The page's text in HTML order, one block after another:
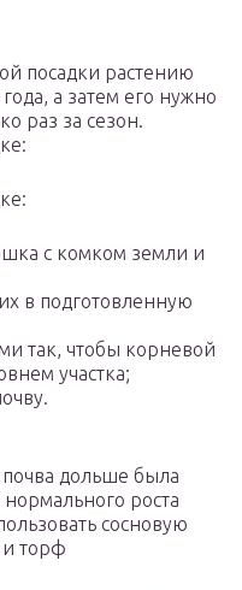
посадки растению
а затем его нужно
раз за сезон.
с комком земли и
в подготовленную
так, чтобы корневой
участка;
дольше была
роста
сосновую
торф